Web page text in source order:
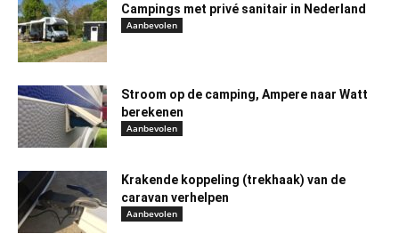
Campings met privé sanitair in Nederland
Aanbevolen
Stroom op de camping, Ampere naar Watt
berekenen
Aanbevolen
Krakende koppeling (trekhaak) van de
caravan verhelpen
Aanbevolen